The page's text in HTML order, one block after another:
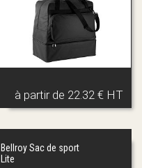
à partir de 22.32 € HT
Bellroy Sac de sport
Lite